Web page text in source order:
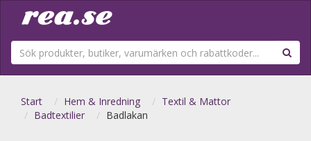
Start Hem & Inredning
Textil & Mattor
Badtextilier
Badlakan